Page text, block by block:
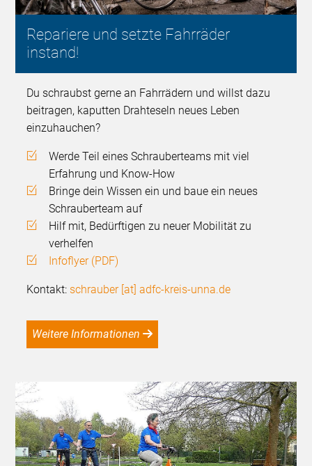
Repariere und setzte Fahrräder
instand!
Du schraubst gerne an Fahrrädern und willst dazu
beitragen, kaputten Drahteseln neues Leben
einzuhauchen?
Werde Teil eines Schrauberteams mit viel
Erfahrung und Know-How
Bringe dein Wissen ein und baue ein neues
Schrauberteam auf
Hilf mit, Bedürftigen zu neuer Mobilität zu
verhelfen
Infoflyer (PDF)
Kontakt: schrauber [at] adfc-kreis-unna.de
Weitere Informationen